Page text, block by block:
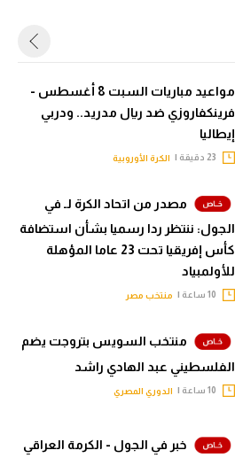
مواعيد مباريات السبت 8 أغسطس -
فرينكفاروزي ضد ريال مدريد.. ودربي
إيطاليا
الكرة الأوروبية
مصدر من اتحاد الكرة لـ في
الجول: ننتظر ردا رسميا بشأن استضافة
كأس إفريقيا تحت 23 عاما المؤهلة
للأولمبياد
منتخب مصر
منتخب السويس بتروجت يضم
الفلسطيني عبد الهادي راشد
الدوري المصري
خبر في الجول - الكرمة العراقي